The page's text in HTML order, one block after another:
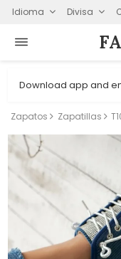
Idioma Divisa
Download app and
Zapatos Zapatillas